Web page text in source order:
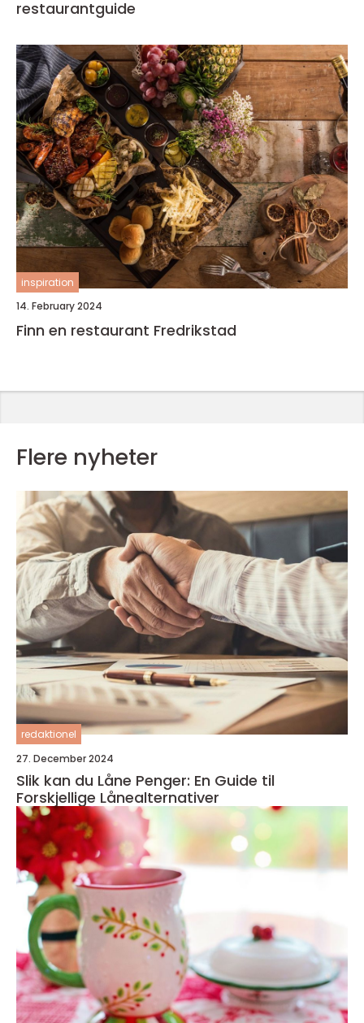
restaurantguide
inspiration
14. February 2024
Finn en restaurant Fredrikstad
Flere nyheter
redaktionel
27. December 2024
Slik kan du Låne Penger: En Guide til
Forskjellige Lånealternativer